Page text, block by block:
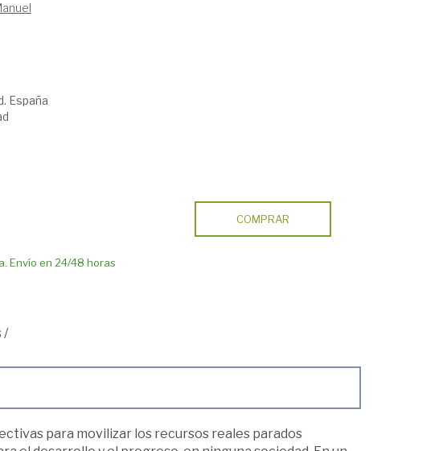
España
Envío en 24/48 horas
COMPRAR
/
para movilizar los recursos reales parados